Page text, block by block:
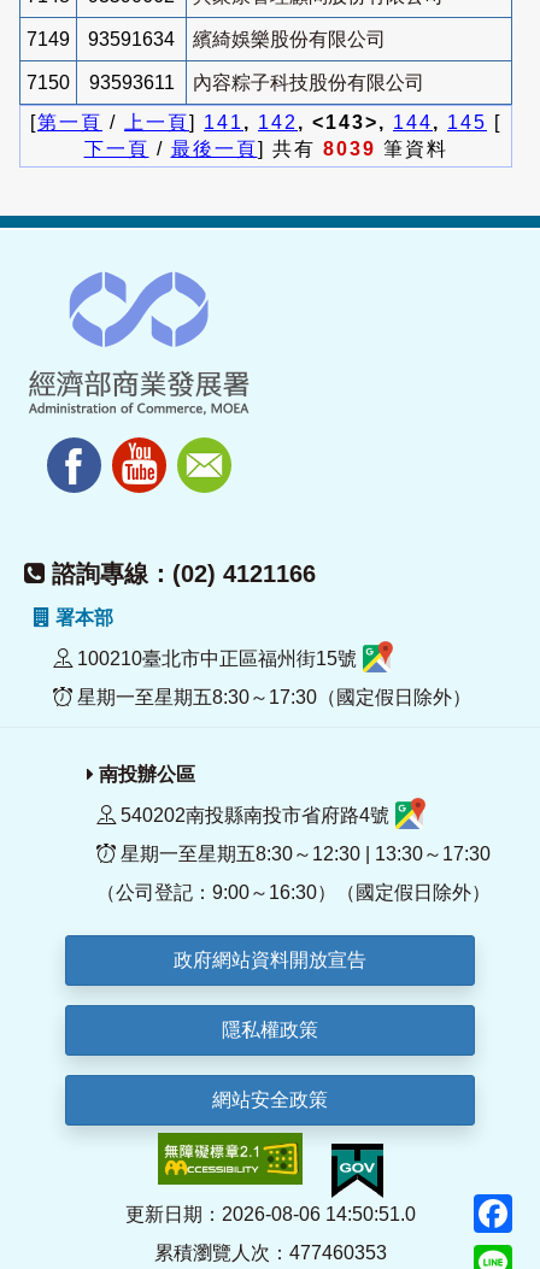
7149 93591634 繽綺娛樂股份有限公司
7150 93593611
內容粽子科技股份有限公司
[第一頁 / 上一頁] 141 , 142 , <143>, 144, 145 [
下一頁 / 最後一頁] 共有 8039 筆資料
諮詢專線：(02) 4121166
署本部
100210臺北市中正區福州街15號
星期一至星期五8:30～17:30（國定假日除外）
南投辦公區
540202南投縣南投市省府路4號
星期一至星期五8:30～12:30 | 13:30～17:30
（公司登記：9:00～16:30）（國定假日除外）
政府網站資料開放宣告
隱私權政策
網站安全政策
更新日期：2026-08-06 14:50:51.0
累積瀏覽人次：477460353